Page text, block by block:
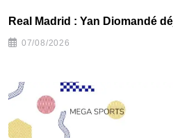
Real Madrid : Yan Diomandé
07/08/2026